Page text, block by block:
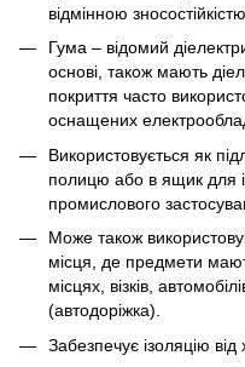
відмінною зносостійкістю.
Гума – відомий
основі, також мають
покриття часто
оснащених
Використовується як
полицю або в ящик для
промислового
Може також
місця, де предмети
місцях, візків,
(автодоріжка).
Забезпечує ізоляцію